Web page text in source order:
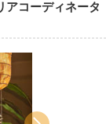
アコーディネータ